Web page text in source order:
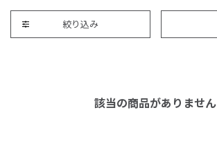
絞り込み
該当の商品がありません